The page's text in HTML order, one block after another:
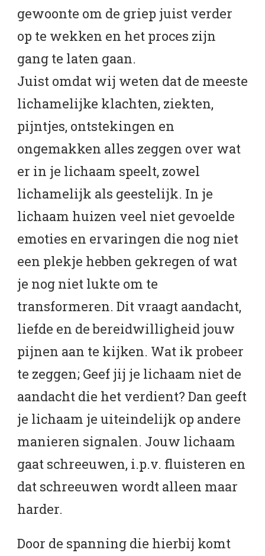
gewoonte om de griep juist verder
op te wekken en het proces zijn
gang te laten gaan.
Juist omdat wij weten dat de meeste
lichamelijke klachten, ziekten,
pijntjes, ontstekingen en
ongemakken alles zeggen over wat
er in je lichaam speelt, zowel
lichamelijk als geestelijk. In je
lichaam huizen veel niet gevoelde
emoties en ervaringen die nog niet
een plekje hebben gekregen of wat
je nog niet lukte om te
transformeren. Dit vraagt aandacht,
liefde en de bereidwilligheid jouw
pijnen aan te kijken. Wat ik probeer
te zeggen; Geef jij je lichaam niet de
aandacht die het verdient? Dan geeft
je lichaam je uiteindelijk op andere
manieren signalen. Jouw lichaam
gaat schreeuwen, i.p.v. fluisteren en
dat schreeuwen wordt alleen maar
harder.
Door de spanning die hierbij komt